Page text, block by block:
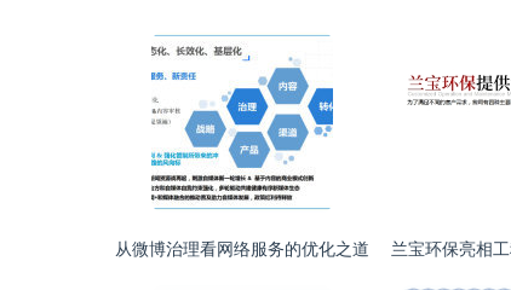
从微博治理看网络服务的优化之道